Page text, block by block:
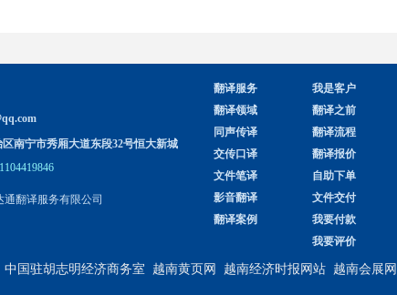
南宁市秀厢大道东段32号恒大新城
我是客户
翻译之前
翻译流程
翻译报价
自助下单
文件交付
我要付款
我要评价
翻译服务
翻译领域
同声传译
交传口译
文件笔译
影音翻译
翻译案例
通翻译服务有限公司
中国驻胡志明经济商务室 越南黄页网 越南经济时报网站 越南会展网